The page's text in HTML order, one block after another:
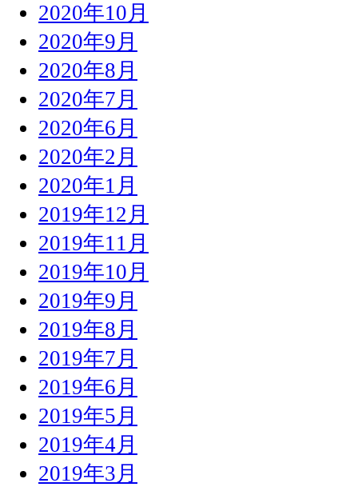
2020年10月
2020年9月
2020年8月
2020年7月
2020年6月
2020年2月
2020年1月
2019年12月
2019年11月
2019年10月
2019年9月
2019年8月
2019年7月
2019年6月
2019年5月
2019年4月
2019年3月